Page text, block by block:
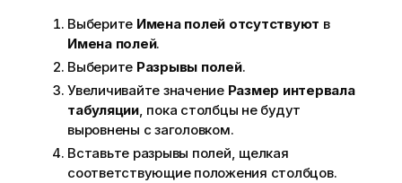
Выберите Имена полей отсутствуют в
Имена полей.
Выберите Разрывы полей.
Увеличивайте значение Размер интервала
табуляции, пока столбцы не будут
выровнены с заголовком.
Вставьте разрывы полей, щелкая
соответствующие положения столбцов.